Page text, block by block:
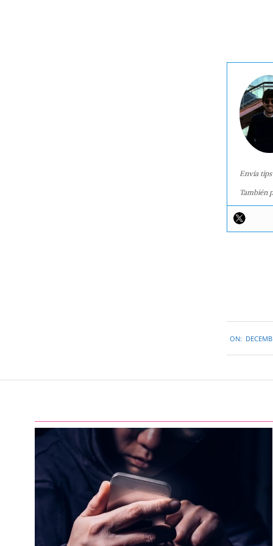
Envía
También
12-
29
ON: